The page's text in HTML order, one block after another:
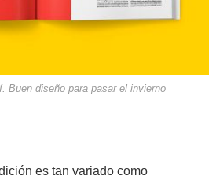
diseño para pasar el invierno
es tan variado como